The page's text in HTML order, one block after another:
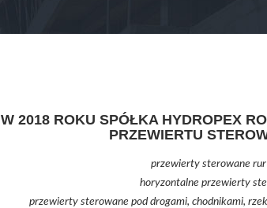
W 2018 ROKU SPÓŁKA HYDROPEX
PRZEWIERTU
przewierty sterowane
horyzontalne przewierty
przewierty sterowane pod drogami, chodnikami,